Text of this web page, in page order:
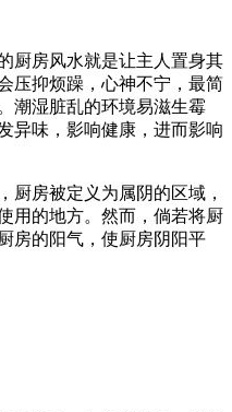
厨房风水就是让主人置身其
压抑烦躁，心神不宁，最简
潮湿脏乱的环境易滋生霉
异味，影响健康，进而影响
厨房被定义为属阴的区域，
用的地方。然而，倘若将厨
房的阳气，使厨房阴阳平